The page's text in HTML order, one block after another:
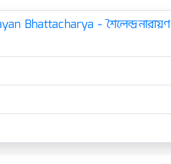
Bhattacharya - শৈলেন্দ্রনারায়ণ